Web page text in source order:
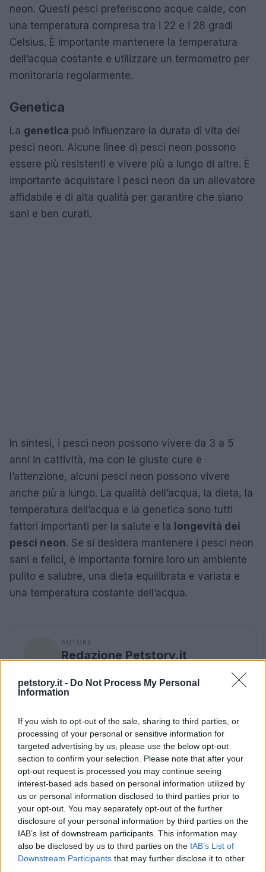
petstory.it - Do Not Process My Personal
Information
If you wish to opt-out of the sale, sharing to third parties, or
processing of your personal or sensitive information for
targeted advertising by us, please use the below opt-out
section to confirm your selection. Please note that after your
opt-out request is processed you may continue seeing
interest-based ads based on personal information utilized by
us or personal information disclosed to third parties prior to
your opt-out. You may separately opt-out of the further
disclosure of your personal information by third parties on the
IAB’s list of downstream participants. This information may
also be disclosed by us to third parties on the IAB’s List of
Downstream Participants that may further disclose it to other
neon. Questi pesci preferiscono acque calde, con
una temperatura compresa tra i 22 e i 28 gradi
Celsius. È importante mantenere la temperatura
dell’acqua costante e utilizzare un termometro per
monitorarla regolarmente.
Genetica
La genetica può influenzare la durata di vita dei
pesci neon. Alcune linee di pesci neon possono
essere più resistenti e vivere più a lungo di altre. È
importante acquistare i pesci neon da un allevatore
affidabile e di alta qualità per garantire che siano
sani e ben curati.
In sintesi, i pesci neon possono vivere da 3 a 5
anni in cattività, ma con le giuste cure e
l’attenzione, alcuni pesci neon possono vivere
anche più a lungo. La qualità dell’acqua, la dieta, la
temperatura dell’acqua e la genetica sono tutti
fattori importanti per la salute e la longevità dei
pesci neon. Se si desidera mantenere i pesci neon
sani e felici, è importante fornire loro un ambiente
pulito e salubre, una dieta equilibrata e variata e
una temperatura costante dell’acqua.
AUTORE
Redazione Petstory.it